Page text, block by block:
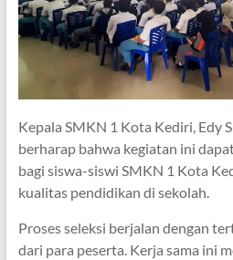
Kepala SMKN 1 Kota Kediri, Edy
berharap bahwa kegiatan ini
bagi siswa-siswi SMKN 1 Kota
kualitas pendidikan di sekolah.
Proses seleksi berjalan dengan
dari para peserta. Kerja sama ini